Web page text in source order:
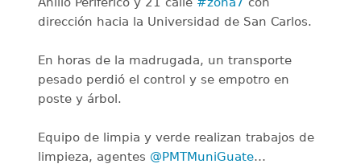
dirección hacia la Universidad de San Carlos.
En horas de la madrugada, un transporte
pesado perdió el control y se empotro en
poste y árbol.
Equipo de limpia y verde realizan trabajos de
limpieza, agentes @PMTMuniGuate…